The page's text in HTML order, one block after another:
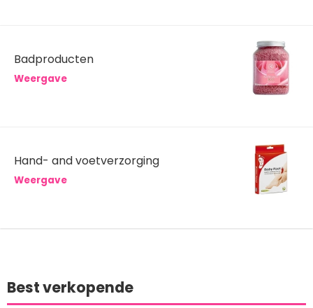
Badproducten
Weergave
Hand- and voetverzorging
Weergave
Best verkopende